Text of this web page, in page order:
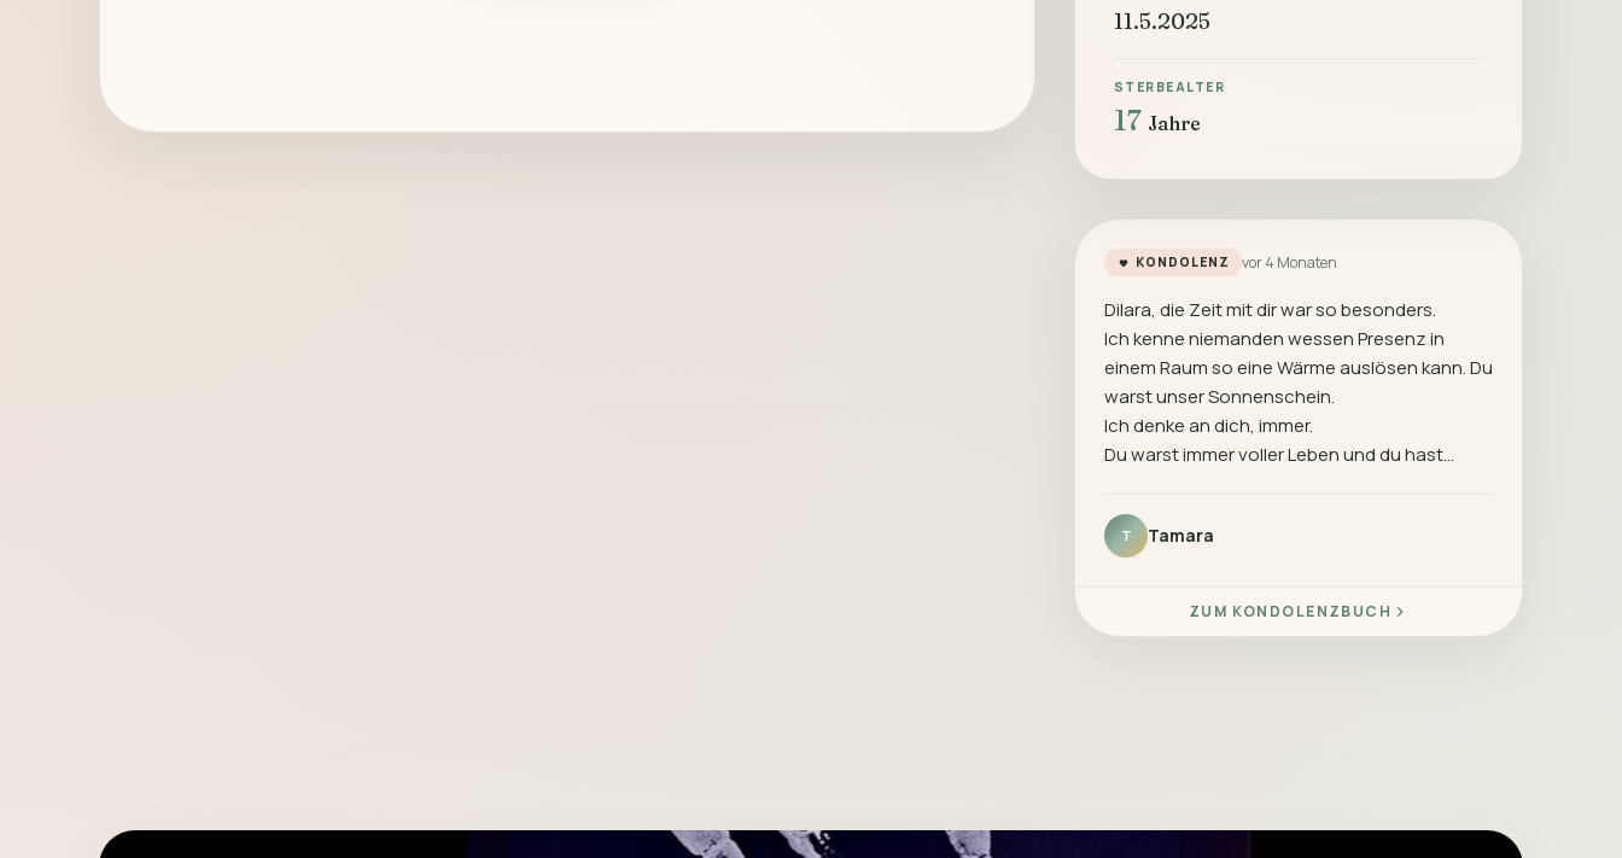
11.5.2025
STERBEALTER
17 Jahre
KONDOLENZ vor 4 Monaten
Dilara, die Zeit mit dir war so besonders.
Ich kenne niemanden wessen Presenz in
einem Raum so eine Wärme auslösen kann. Du
warst unser Sonnenschein.
Ich denke an dich, immer.
Du warst immer voller Leben und du hast…
T Tamara
ZUM KONDOLENZBUCH